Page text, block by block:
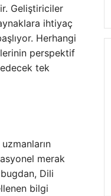
Geliştiriciler
ihtiyaç
Herhangi
perspektif
tek
merak
Dili
bilgi